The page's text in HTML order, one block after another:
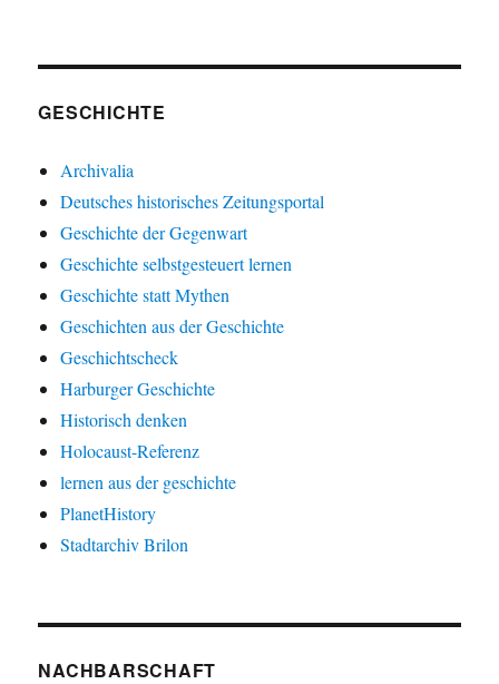
GESCHICHTE
Archivalia
Deutsches historisches Zeitungsportal
Geschichte der Gegenwart
Geschichte selbstgesteuert lernen
Geschichte statt Mythen
Geschichten aus der Geschichte
Geschichtscheck
Harburger Geschichte
Historisch denken
Holocaust-Referenz
lernen aus der geschichte
PlanetHistory
Stadtarchiv Brilon
NACHBARSCHAFT